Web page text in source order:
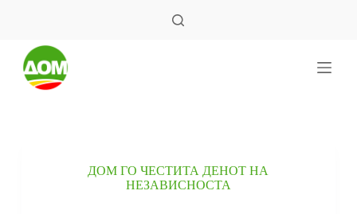
ДОМ ГО ЧЕСТИТА ДЕНОТ НА
НЕЗАВИСНОСТА